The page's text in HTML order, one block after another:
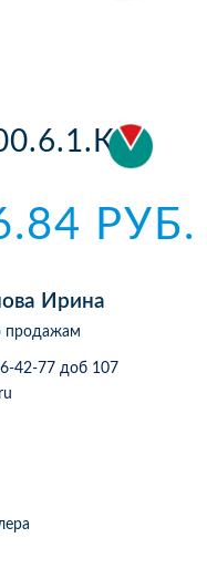
РУБ.
Ирина
продажам
42-77 доб 107